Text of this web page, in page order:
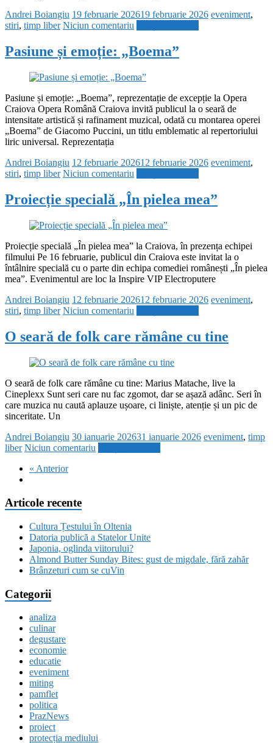
Andrei Boiangiu 19 februarie 202619 februarie 2026 eveniment,
stiri, timp liber Niciun comentariu
Pasiune și emoție: „Boema”
Pasiune și emoție: „Boema”, reprezentație de excepție la Opera
Craiova Opera Română Craiova invită publicul la o seară de
intensitate artistică și rafinament muzical, odată cu montarea operei
„Boema” de Giacomo Puccini, un titlu emblematic al repertoriului
liric universal. Reprezentația
Andrei Boiangiu 12 februarie 202612 februarie 2026 eveniment,
stiri, timp liber Niciun comentariu
Proiecție specială „În pielea mea”
Proiecție specială „În pielea mea” la Craiova, în prezența echipei
filmului Pe 16 februarie, publicul din Craiova este invitat la o
întâlnire specială cu o parte din echipa comediei românești „În pielea
mea”. Evenimentul are loc la Inspire VIP Electroputere
Andrei Boiangiu 12 februarie 202612 februarie 2026 eveniment,
stiri, timp liber Niciun comentariu
O seară de folk care rămâne cu tine
O seară de folk care rămâne cu tine: Marius Matache, live la
Cineplexx Sunt seri care nu fac zgomot, dar se așază adânc. Seri în
care muzica nu caută aplauze ușoare, ci liniște, atenție și un pic de
sinceritate. Un
Andrei Boiangiu 30 ianuarie 202631 ianuarie 2026 eveniment, timp
liber Niciun comentariu
« Anterior
Articole recente
Cultura Țestului în Oltenia
Datoria publică a Statelor Unite
Japonia, oglinda viitorului?
Almond Butter Sunday Bites: gust de migdale, fără zahăr
Brânzeturi cum se cuVin
Categorii
analiza
culinar
degustare
economie
educatie
eveniment
miting
pamflet
politica
PrazNews
proiect
protecția mediului